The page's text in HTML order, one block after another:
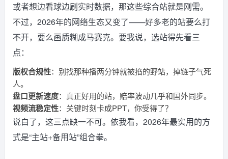
或者想边看球边刷实时数据，那这些综合站就是刚需。
不过，2026年的网络生态又变了——好多老的站要么打
不开，要么画质糊成马赛克。要我说，选站得先看三
点：
版权合规性：别找那种播两分钟就被掐的野站，掉链子气死
人。
盘口更新速度：真正好用的站，赔率波动几乎和国外同步。
视频流稳定性：关键时刻卡成PPT，你受得了？
说白了，这三点缺一不可。依我看，2026年最实用的方
式是“主站+备用站”组合拳。